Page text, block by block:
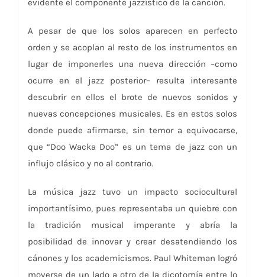
A pesar de que los solos aparecen en perfecto
orden y se acoplan al resto de los instrumentos en
lugar de imponerles una nueva dirección –como
ocurre en el jazz posterior– resulta interesante
descubrir en ellos el brote de nuevos sonidos y
nuevas concepciones musicales. Es en estos solos
donde puede afirmarse, sin temor a equivocarse,
que “Doo Wacka Doo” es un tema de jazz con un
influjo clásico y no al contrario.
La música jazz tuvo un impacto sociocultural
importantísimo, pues representaba un quiebre con
la tradición musical imperante y abría la
posibilidad de innovar y crear desatendiendo los
cánones y los academicismos. Paul Whiteman logró
moverse de un lado a otro de la dicotomía entre lo